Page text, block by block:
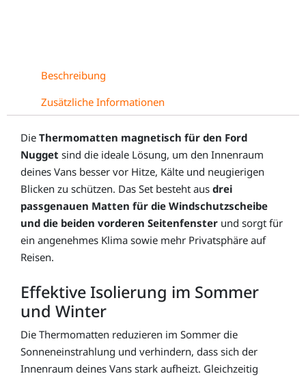
Beschreibung
Zusätzliche Informationen
Die Thermomatten magnetisch für den Ford
Nugget sind die ideale Lösung, um den Innenraum
deines Vans besser vor Hitze, Kälte und neugierigen
Blicken zu schützen. Das Set besteht aus drei
passgenauen Matten für die Windschutzscheibe
und die beiden vorderen Seitenfenster und sorgt für
ein angenehmes Klima sowie mehr Privatsphäre auf
Reisen.
Effektive Isolierung im Sommer
und Winter
Die Thermomatten reduzieren im Sommer die
Sonneneinstrahlung und verhindern, dass sich der
Innenraum deines Vans stark aufheizt. Gleichzeitig